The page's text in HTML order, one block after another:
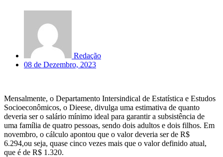
Redação
08 de Dezembro, 2023
Mensalmente, o Departamento Intersindical de Estatística e Estudos
Socioeconômicos, o Dieese, divulga uma estimativa de quanto
deveria ser o salário mínimo ideal para garantir a subsistência de
uma família de quatro pessoas, sendo dois adultos e dois filhos. Em
novembro, o cálculo apontou que o valor deveria ser de R$
6.294,ou seja, quase cinco vezes mais que o valor definido atual,
que é de R$ 1.320.